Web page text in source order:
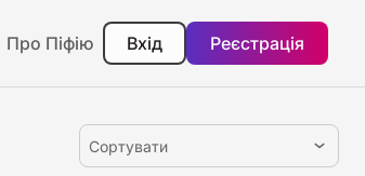
Про Піфію Вхід Реєстрація
Сортувати